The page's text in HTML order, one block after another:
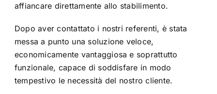
affiancare direttamente allo stabilimento.
Dopo aver contattato i nostri referenti, è stata
messa a punto una soluzione veloce,
economicamente vantaggiosa e soprattutto
funzionale, capace di soddisfare in modo
tempestivo le necessità del nostro cliente.